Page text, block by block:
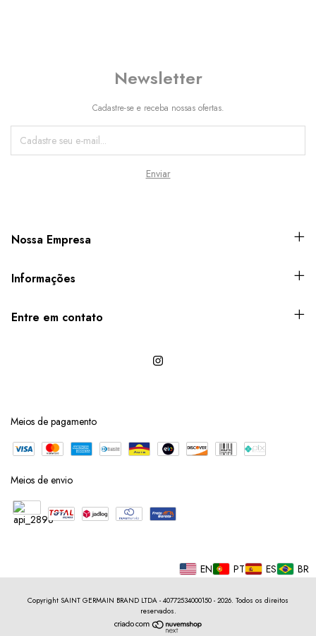
Newsletter
Cadastre-se e receba nossas ofertas.
Nossa Empresa
Informações
Entre em contato
Meios de pagamento
Meios de envio
EN PT ES BR
Copyright SAINT GERMAIN BRAND LTDA - 40772534000150 - 2026. Todos os direitos
reservados.